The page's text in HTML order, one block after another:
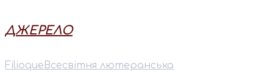
ДЖЕРЕЛО
Filioque Всесвітня лютеранська